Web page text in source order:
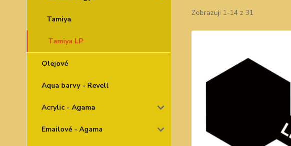
Tamiya
Tamiya LP
Olejové
Aqua barvy - Revell
Acrylic - Agama
Emailové - Agama
Zobrazuji 1-14 z 31